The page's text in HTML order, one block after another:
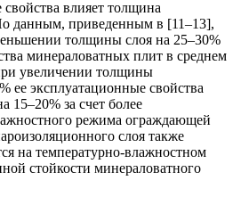
влияет толщина
данным, приведенным в [11–13],
толщины слоя на 25–30%
минераловатных плит в среднем
увеличении толщины
ее эксплуатационные свойства
15–20% за счет более
режима ограждающей
слоя также
на температурно-влажностном
стойкости минераловатного